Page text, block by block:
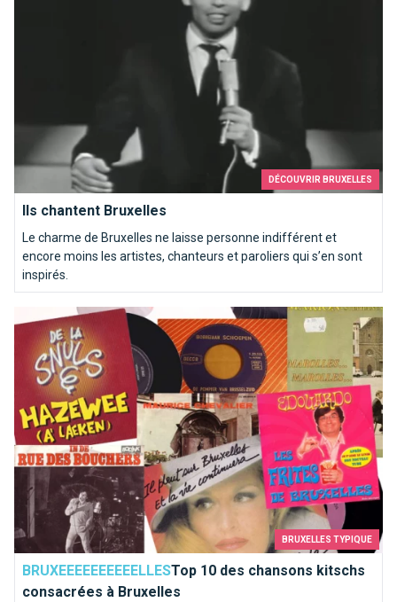
DÉCOUVRIR BRUXELLES
Ils chantent Bruxelles
Le charme de Bruxelles ne laisse personne indifférent et
encore moins les artistes, chanteurs et paroliers qui s’en sont
inspirés.
BRUXELLES TYPIQUE
BRUXEEEEEEEEEELLESTop 10 des chansons kitschs
consacrées à Bruxelles
Top 10 des chansons kitschs consacrées à Bruxelles